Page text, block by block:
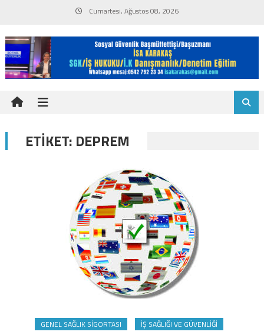
content
Cumartesi, Ağustos 08, 2026
ETIKET: DEPREM
GENEL SAĞLIK SIGORTASI İŞ SAĞLIĞI VE GÜVENLIĞI